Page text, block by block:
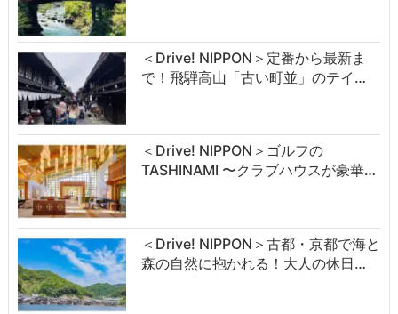
＜Drive! NIPPON＞定番から最新ま
で！飛騨高山「古い町並」のテイ…
＜Drive! NIPPON＞ゴルフの
TASHINAMI 〜クラブハウスが豪華…
＜Drive! NIPPON＞古都・京都で海と
森の自然に抱かれる！大人の休日…